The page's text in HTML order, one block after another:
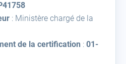
: Ministère chargé de la
de la certification : 01-